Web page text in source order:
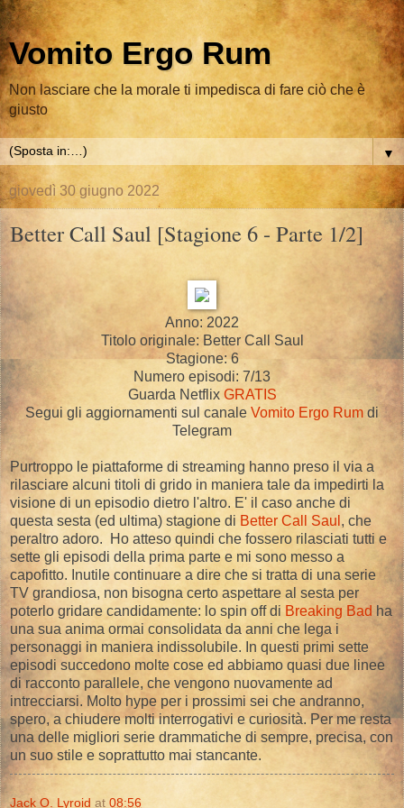
Vomito Ergo Rum
Non lasciare che la morale ti impedisca di fare ciò che è
giusto
▼
giovedì 30 giugno 2022
Better Call Saul [Stagione 6 - Parte 1/2]
Anno: 2022
Titolo originale: Better Call Saul
Stagione: 6
Numero episodi: 7/13
Guarda Netflix GRATIS
Segui gli aggiornamenti sul canale Vomito Ergo Rum di
Telegram
Purtroppo le piattaforme di streaming hanno preso il via a
rilasciare alcuni titoli di grido in maniera tale da impedirti la
visione di un episodio dietro l'altro. E' il caso anche di
questa sesta (ed ultima) stagione di Better Call Saul , che
peraltro adoro. Ho atteso quindi che fossero rilasciati tutti e
sette gli episodi della prima parte e mi sono messo a
capofitto. Inutile continuare a dire che si tratta di una serie
TV grandiosa, non bisogna certo aspettare al sesta per
poterlo gridare candidamente: lo spin off di Breaking Bad ha
una sua anima ormai consolidata da anni che lega i
personaggi in maniera indissolubile. In questi primi sette
episodi succedono molte cose ed abbiamo quasi due linee
di racconto parallele, che vengono nuovamente ad
intrecciarsi. Molto hype per i prossimi sei che andranno,
spero, a chiudere molti interrogativi e curiosità. Per me resta
una delle migliori serie drammatiche di sempre, precisa, con
un suo stile e soprattutto mai stancante.
Jack O. Lyroid at 08:56